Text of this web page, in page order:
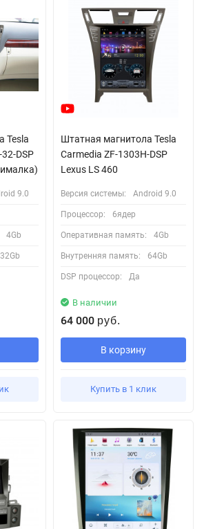
Tesla
DSP
9.0
4Gb
32Gb
Штатная магнитола Tesla
Carmedia ZF-1303H-DSP
Lexus LS 460
Версия системы: Android 9.0
Процессор: 6ядер
Оперативная память: 4Gb
Внутренняя память: 64Gb
DSP процессор: Да
В наличии
64 000 руб.
В корзину
Купить в 1 клик